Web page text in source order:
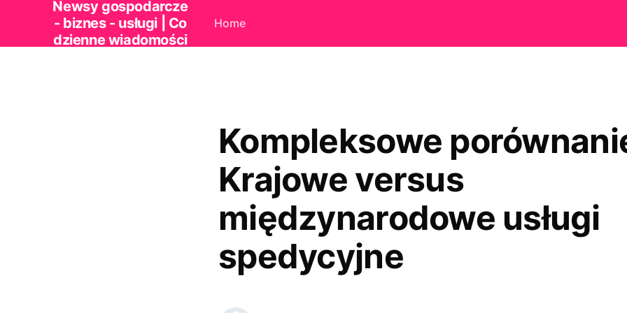
Newsy gospodarcze
- biznes - usługi | Co
dzienne wiadomości
Home
Kompleksowe
Krajowe versus
międzynarodowe usługi
spedycyjne